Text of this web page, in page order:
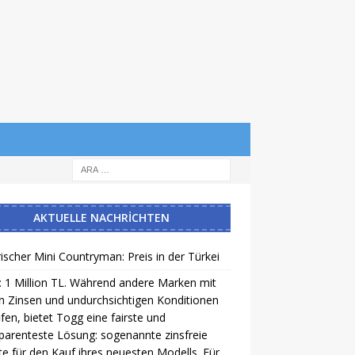
AKTUELLE NACHRICHTEN
Mini Countryman: Preis in der Türkei
1 Million TL. Während andere Marken mit
Zinsen und undurchsichtigen Konditionen
bietet Togg eine fairste und
Lösung: sogenannte zinsfreie